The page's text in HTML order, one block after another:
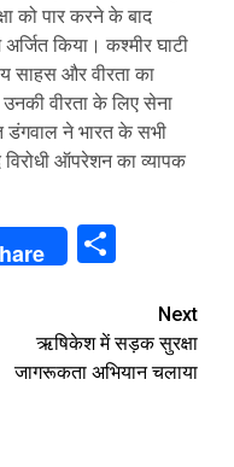
को पार करने के बाद
किया। कश्मीर घाटी
साहस और वीरता का
वीरता के लिए सेना
डंगवाल ने भारत के सभी
ऑपरेशन का व्यापक
Next
ऋषिकेश में सड़क सुरक्षा
जागरूकता अभियान चलाया